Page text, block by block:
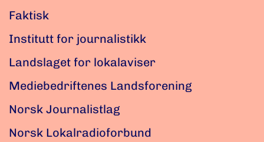
Faktisk
Institutt for journalistikk
Landslaget for lokalaviser
Mediebedriftenes Landsforening
Norsk Journalistlag
Norsk Lokalradioforbund